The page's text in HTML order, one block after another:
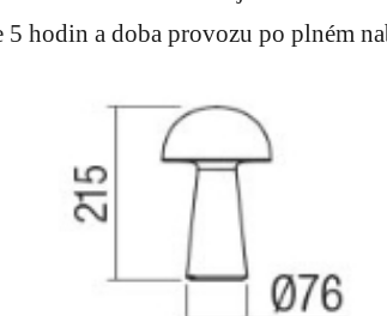
hodin a doba provozu po plném